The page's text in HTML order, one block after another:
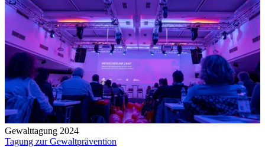
Gewalttagung 2024
Tagung zur Gewaltprävention